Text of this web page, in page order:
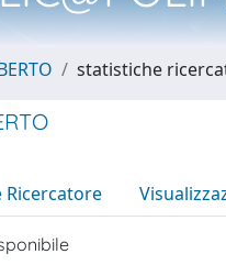
statistiche
Ricercatore